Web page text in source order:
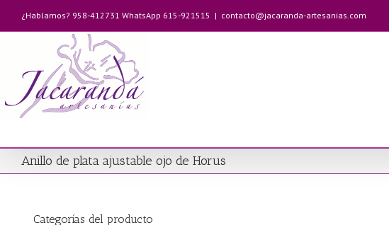
contenido
¿Hablamos? 958-412731 WhatsApp 615-921515 | contacto@jacaranda-artesanias.com
Anillo de plata ajustable ojo de Horus
Categorías del producto